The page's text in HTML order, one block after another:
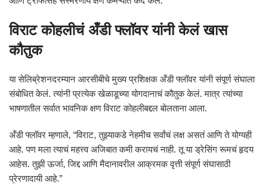
विराट कोहलीचं अँडी फ्लॉवर यांनी केलं खास
कौतुक
या सेलिब्रेशनदरम्यान आरसीबीचे मुख्य प्रशिक्षक अँडी फ्लॉवर यांनी संपूर्ण संघाला
संबोधित केलं. त्यांनी प्रत्येक खेळाडूच्या योगदानाचं कौतुक केलं. मात्र त्यांच्या
भाषणातील सर्वात भावनिक क्षण विराट कोहलीबद्दल बोलताना आला.
अँडी फ्लॉवर म्हणाले, “विराट, तुझ्याकडे नेहमीच सर्वांचं लक्ष असतं आणि ते योग्यही
आहे. पण मला त्याचं महत्त्व अजिबात कमी करायचं नाही. तू या ड्रेसिंग रूमचं हृदय
आहेस. तुझी ऊर्जा, जिद्द आणि मैदानावरील आक्रमक वृत्ती संपूर्ण संघासाठी
प्रेरणादायी आहे.”